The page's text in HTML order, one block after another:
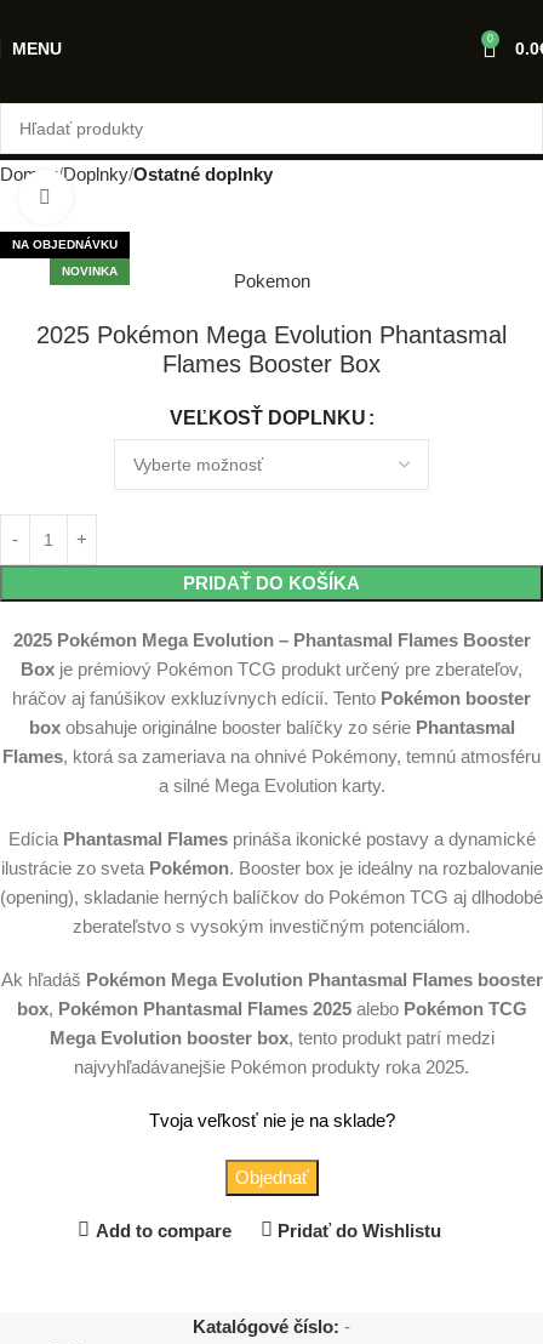
MENU 0 0.0
Domov Doplnky Ostatné doplnky
NA OBJEDNÁVKU
NOVINKA
Pokemon
2025 Pokémon Mega Evolution Phantasmal
Flames Booster Box
VEĽKOSŤ DOPLNKU
PRIDAŤ DO KOŠÍKA
2025 Pokémon Mega Evolution – Phantasmal Flames Booster
Box je prémiový Pokémon TCG produkt určený pre zberateľov,
hráčov aj fanúšikov exkluzívnych edícií. Tento Pokémon booster
boxobsahuje originálne booster balíčky zo série Phantasmal
Flames, ktorá sa zameriava na ohnivé Pokémony, temnú atmosféru
a silné Mega Evolution karty.
Edícia Phantasmal Flamesprináša ikonické postavy a dynamické
ilustrácie zo sveta Pokémon. Booster box je ideálny na rozbalovanie
(opening), skladanie herných balíčkov do Pokémon TCG aj dlhodobé
zberateľstvo s vysokým investičným potenciálom.
Ak hľadáš Pokémon Mega Evolution Phantasmal Flames booster
box, Pokémon Phantasmal Flames 2025alebo Pokémon TCG
Mega Evolution booster box, tento produkt patrí medzi
najvyhľadávanejšie Pokémon produkty roka 2025.
Tvoja veľkosť nie je na sklade?
Objednať
Add to compare Pridať do Wishlistu
Katalógové číslo: -